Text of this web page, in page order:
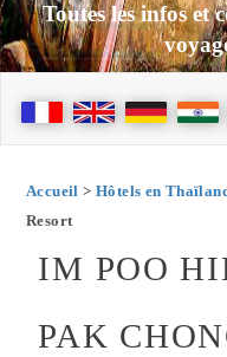
Toutes les infos et
Accueil > Hôtels en
Resort
IM POO
PAK